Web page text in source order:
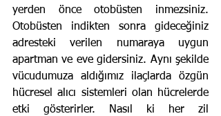
yerden önce otobüsten inmezsiniz.
Otobüsten indikten sonra gideceğiniz
adresteki verilen numaraya uygun
apartman ve eve gidersiniz. Aynı şekilde
vücudumuza aldığımız ilaçlarda özgün
hücresel alıcı sistemleri olan hücrelerde
etki gösterirler. Nasıl ki her zil